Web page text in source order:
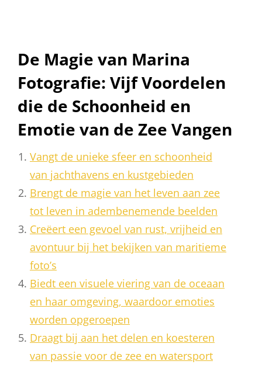
De Magie van Marina
Fotografie: Vijf Voordelen
die de Schoonheid en
Emotie van de Zee Vangen
Vangt de unieke sfeer en schoonheid
van jachthavens en kustgebieden
Brengt de magie van het leven aan zee
tot leven in adembenemende beelden
Creëert een gevoel van rust, vrijheid en
avontuur bij het bekijken van maritieme
foto’s
Biedt een visuele viering van de oceaan
en haar omgeving, waardoor emoties
worden opgeroepen
Draagt bij aan het delen en koesteren
van passie voor de zee en watersport